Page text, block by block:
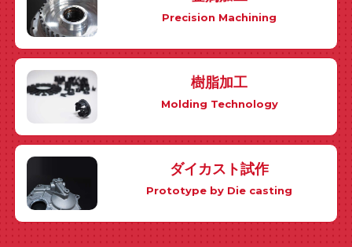
Precision Machining
樹脂加工
Molding Technology
ダイカスト試作
Prototype by Die casting